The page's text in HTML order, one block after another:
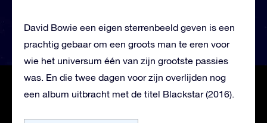
David Bowie een eigen sterrenbeeld geven is een
prachtig gebaar om een groots man te eren voor
wie het universum één van zijn grootste passies
was. En die twee dagen voor zijn overlijden nog
een album uitbracht met de titel Blackstar (2016).